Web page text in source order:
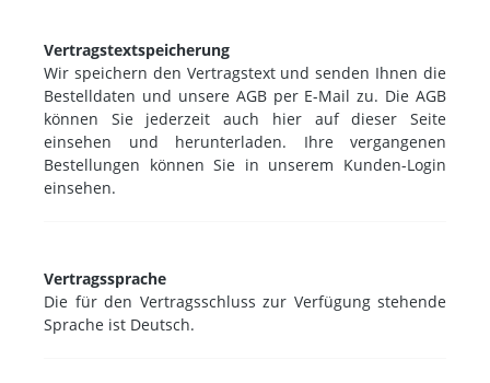
Vertragstextspeicherung
Wir speichern den Vertragstext und senden Ihnen die
Bestelldaten und unsere AGB per E-Mail zu. Die AGB
können Sie jederzeit auch hier auf dieser Seite
einsehen und herunterladen. Ihre vergangenen
Bestellungen können Sie in unserem Kunden-Login
einsehen.
Vertragssprache
Die für den Vertragsschluss zur Verfügung stehende
Sprache ist Deutsch.